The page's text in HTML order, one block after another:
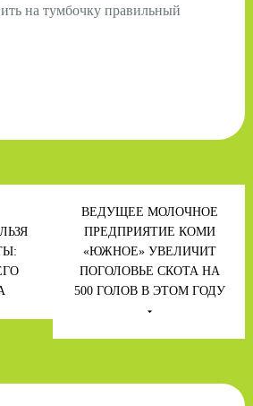
на тумбочку правильный
ВЕДУЩЕЕ МОЛОЧНОЕ
ПРЕДПРИЯТИЕ КОМИ
«ЮЖНОЕ» УВЕЛИЧИТ
ПОГОЛОВЬЕ СКОТА НА
500 ГОЛОВ В ЭТОМ ГОДУ